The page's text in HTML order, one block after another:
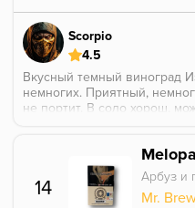
Scorpio
4.5
Вкусный темный виноград
немногих. Приятный,
не портит. В соло хорош,
14 Арбуз и
Mr.